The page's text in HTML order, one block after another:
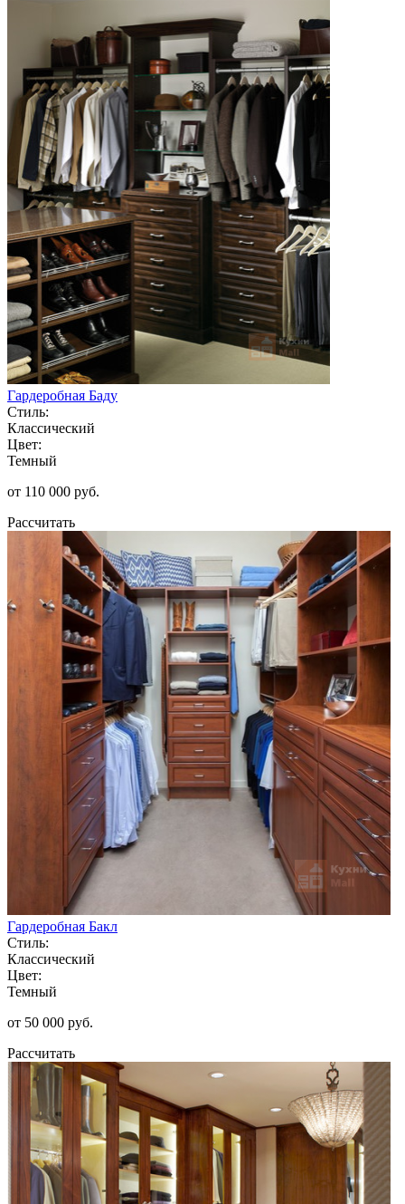
Гардеробная Баду
Стиль:
Классический
Цвет:
Темный
от 110 000 руб.
Рассчитать
Гардеробная Бакл
Стиль:
Классический
Цвет:
Темный
от 50 000 руб.
Рассчитать